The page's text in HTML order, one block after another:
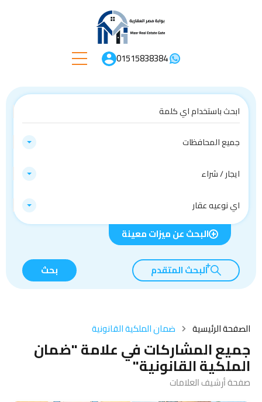
01515838384
جميع المحافظات
ايجار / شراء
اي نوعيه عقار
البحث عن ميزات معينة
البحث المتقدم بحث
الصفحة الرئيسية ضمان الملكية القانونية
جميع المشاركات في علامة "ضمان
الملكية القانونية"
صفحة أرشيف العلامات